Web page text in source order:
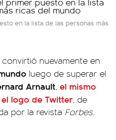
en la lista de las personas más
convirtió nuevamente en
luego de superar el
Arnault, el mismo
logo de Twitter, de
por la revista Forbes.